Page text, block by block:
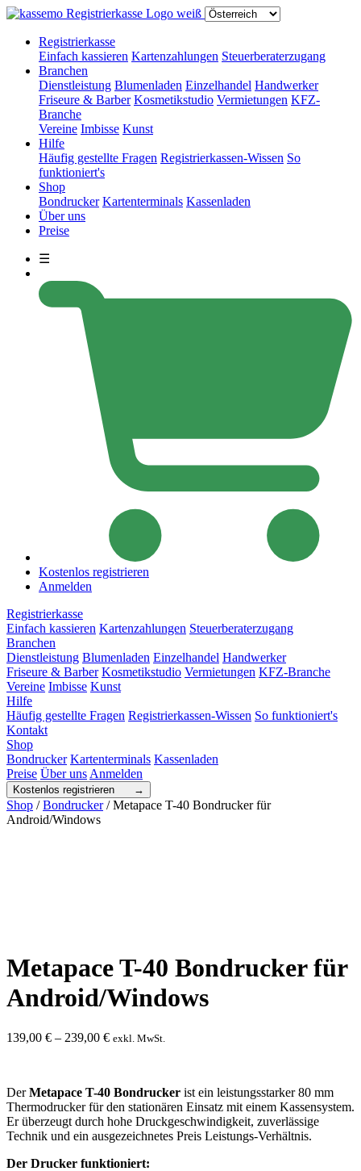
Registrierkasse
Einfach kassieren Kartenzahlungen Steuerberaterzugang
Branchen
Dienstleistung Blumenladen Einzelhandel Handwerker
Friseure & Barber Kosmetikstudio Vermietungen KFZ-
Branche
Vereine Imbisse Kunst
Hilfe
Häufig gestellte Fragen Registrierkassen-Wissen So
funktioniert's
Shop
Bondrucker Kartenterminals Kassenladen
Über uns
Preise
☰
Kostenlos registrieren
Anmelden
Registrierkasse
Einfach kassieren Kartenzahlungen Steuerberaterzugang
Branchen
Dienstleistung Blumenladen Einzelhandel Handwerker
Friseure & Barber Kosmetikstudio Vermietungen KFZ-Branche
Vereine Imbisse Kunst
Hilfe
Häufig gestellte Fragen Registrierkassen-Wissen So funktioniert's
Kontakt
Shop
Bondrucker Kartenterminals Kassenladen
Preise Über unsAnmelden
Kostenlos registrieren →
Shop /Bondrucker/ Metapace T-40 Bondrucker für
Android/Windows
Metapace T-40 Bondrucker für
Android/Windows
139,00 € – 239,00 € exkl. MwSt.
DerMetapace T-40 Bondrucker ist ein leistungsstarker 80 mm
Thermodrucker für den stationären Einsatz mit einem Kassensystem.
Er überzeugt durch hohe Druckgeschwindigkeit, zuverlässige
Technik und ein ausgezeichnetes Preis Leistungs-Verhältnis.
Der Drucker funktioniert: